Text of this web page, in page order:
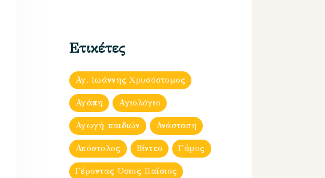
Ετικέτες
Αγ. Ιωάννης Χρυσόστομος
Αγάπη Αγιολόγιο
Αγωγή παιδιών Ανάσταση
Απόστολος Βίντεο Γάμος
Γέροντας Όσιος Παΐσιος